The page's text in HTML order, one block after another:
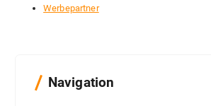
Werbepartner
Navigation